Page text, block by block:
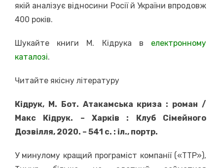
якій аналізує відносини Росії й України впродовж
400 років.
Шукайте книги М. Кідрука в електронному
каталозі.
Читайте якісну літературу
Кідрук, М. Бот. Атакамська криза : роман /
Макс Кідрук. – Харків : Клуб Сімейного
Дозвілля, 2020. – 541 с. : іл., портр.
У минулому кращий програміст компанії («ТТР»),